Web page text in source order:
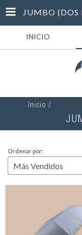
JUMBO (DOS
INICIO
Inicio / Paraguas
Ordenar por: